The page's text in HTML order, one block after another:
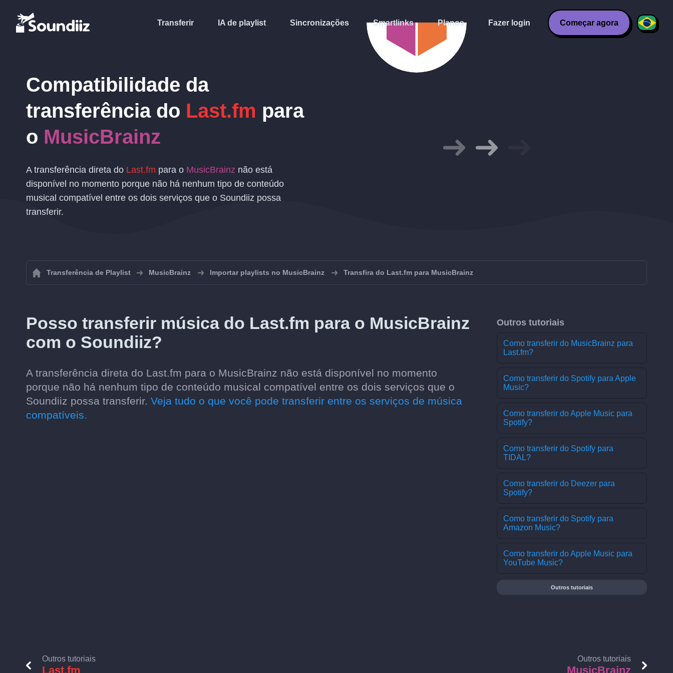
Transferir IA de playlist Sincronizações Smartlinks Planos Fazer login Começar agora
Compatibilidade da
transferência do Last.fm para
o MusicBrainz
A transferência direta do Last.fm para o MusicBrainz não está
disponível no momento porque não há nenhum tipo de conteúdo
musical compatível entre os dois serviços que o Soundiiz possa
transferir.
Transferência de Playlist MusicBrainz Importar playlists no MusicBrainz Transfira do Last.fm para MusicBrainz
Posso transferir música do Last.fm para o MusicBrainz
com o Soundiiz?
A transferência direta do Last.fm para o MusicBrainz não está disponível no momento
porque não há nenhum tipo de conteúdo musical compatível entre os dois serviços que o
Soundiiz possa transferir. Veja tudo o que você pode transferir entre os serviços de música
compatíveis.
Outros tutoriais
Como transferir do MusicBrainz para
Last.fm?
Como transferir do Spotify para Apple
Music?
Como transferir do Apple Music para
Spotify?
Como transferir do Spotify para
TIDAL?
Como transferir do Deezer para
Spotify?
Como transferir do Spotify para
Amazon Music?
Como transferir do Apple Music para
YouTube Music?
Outros tutoriais
Outros tutoriais
Last.fm
Outros tutoriais
MusicBrainz